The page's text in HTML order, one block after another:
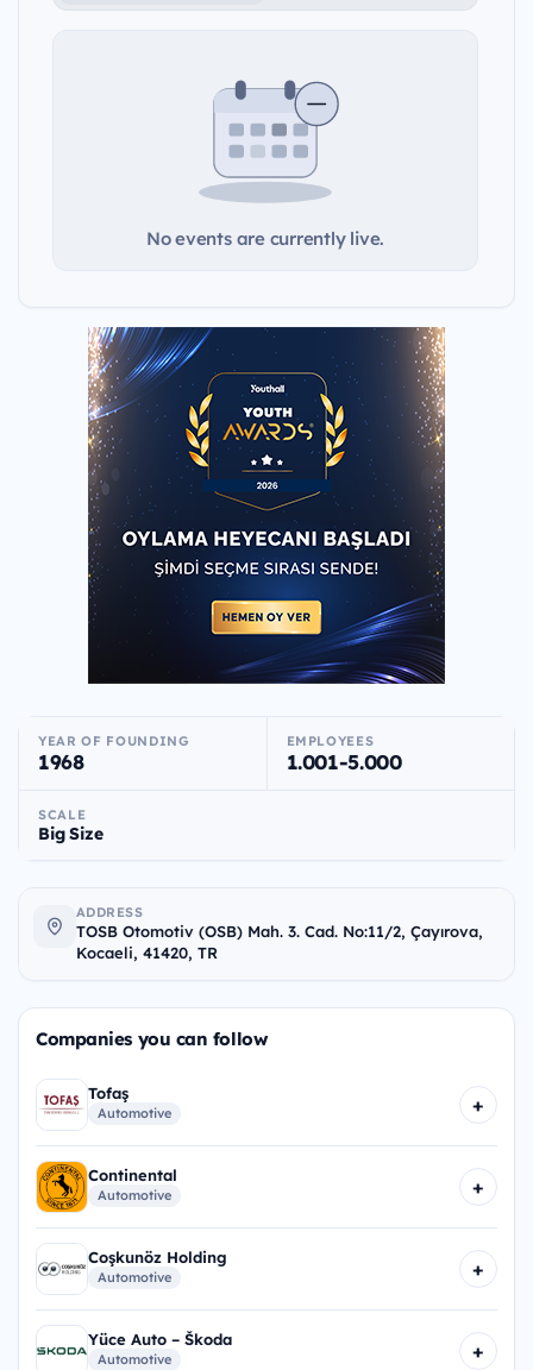
No events are currently live.
YEAR OF FOUNDING
1968
EMPLOYEES
1.001-5.000
SCALE
Big Size
ADDRESS
TOSB Otomotiv (OSB) Mah. 3. Cad. No:11/2, Çayırova,
Kocaeli, 41420, TR
Companies you can follow
Tofaş
Automotive +
Continental
Automotive +
Coşkunöz Holding
Automotive +
Yüce Auto – Škoda
Automotive +